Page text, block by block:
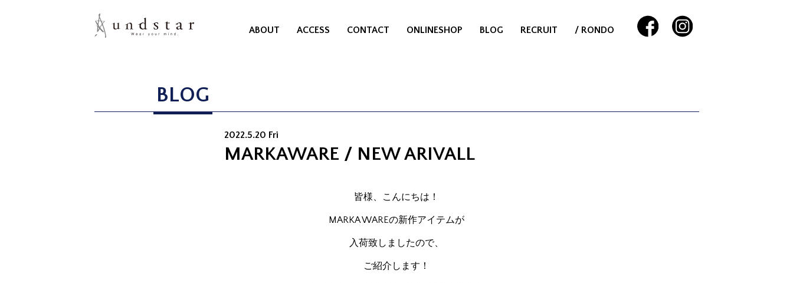
ABOUT ACCESS CONTACT ONLINESHOP BLOG RECRUIT / RONDO
BLOG
2022.5.20 Fri
MARKAWARE / NEW ARIVALL
皆様、こんにちは！
MARKA WAREの新作アイテムが
入荷致しましたので、
ご紹介します！